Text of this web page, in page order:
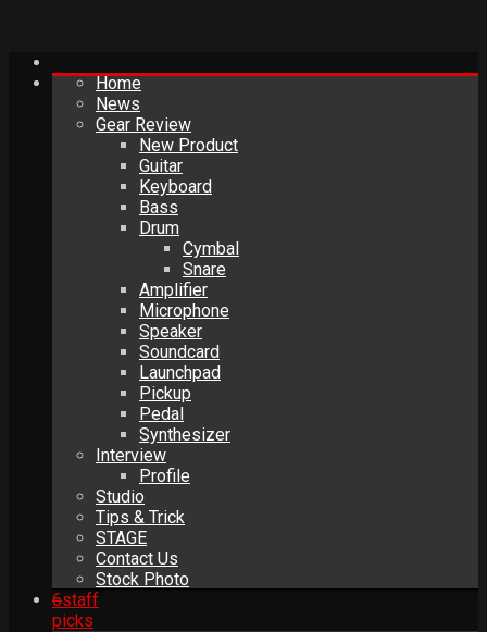
Home
News
Gear Review
New Product
Guitar
Keyboard
Bass
Drum
Cymbal
Snare
Amplifier
Microphone
Speaker
Soundcard
Launchpad
Pickup
Pedal
Synthesizer
Interview
Profile
Studio
Tips & Trick
STAGE
Contact Us
Stock Photo
6staff
picks